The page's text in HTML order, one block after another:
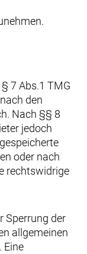
7 Abs.1 TMG
den
Nach §§ 8
jedoch
oder nach
rechtswidrige
Sperrung der
allgemeinen
Eine